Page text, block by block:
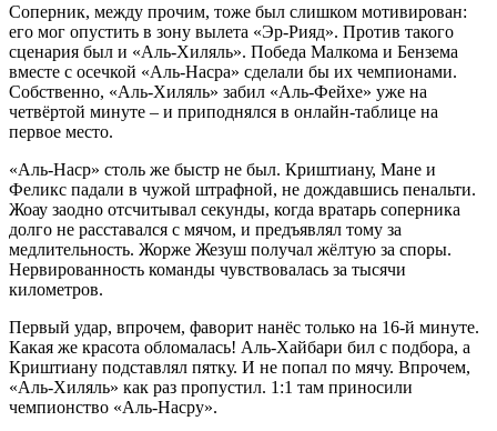
Соперник, между прочим, тоже был слишком мотивирован:
его мог опустить в зону вылета «Эр-Рияд». Против такого
сценария был и «Аль-Хиляль». Победа Малкома и Бензема
вместе с осечкой «Аль-Насра» сделали бы их чемпионами.
Собственно, «Аль-Хиляль» забил «Аль-Фейхе» уже на
четвёртой минуте – и приподнялся в онлайн-таблице на
первое место.
«Аль-Наср» столь же быстр не был. Криштиану, Мане и
Феликс падали в чужой штрафной, не дождавшись пенальти.
Жоау заодно отсчитывал секунды, когда вратарь соперника
долго не расставался с мячом, и предъявлял тому за
медлительность. Жорже Жезуш получал жёлтую за споры.
Нервированность команды чувствовалась за тысячи
километров.
Первый удар, впрочем, фаворит нанёс только на 16-й минуте.
Какая же красота обломалась! Аль-Хайбари бил с подбора, а
Криштиану подставлял пятку. И не попал по мячу. Впрочем,
«Аль-Хиляль» как раз пропустил. 1:1 там приносили
чемпионство «Аль-Насру».